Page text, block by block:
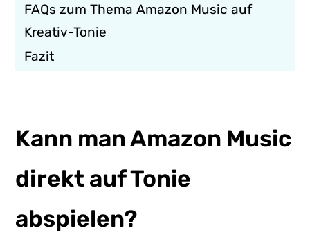
FAQs zum Thema Amazon Music auf
Kreativ-Tonie
Fazit
Kann man Amazon Music
direkt auf Tonie
abspielen?